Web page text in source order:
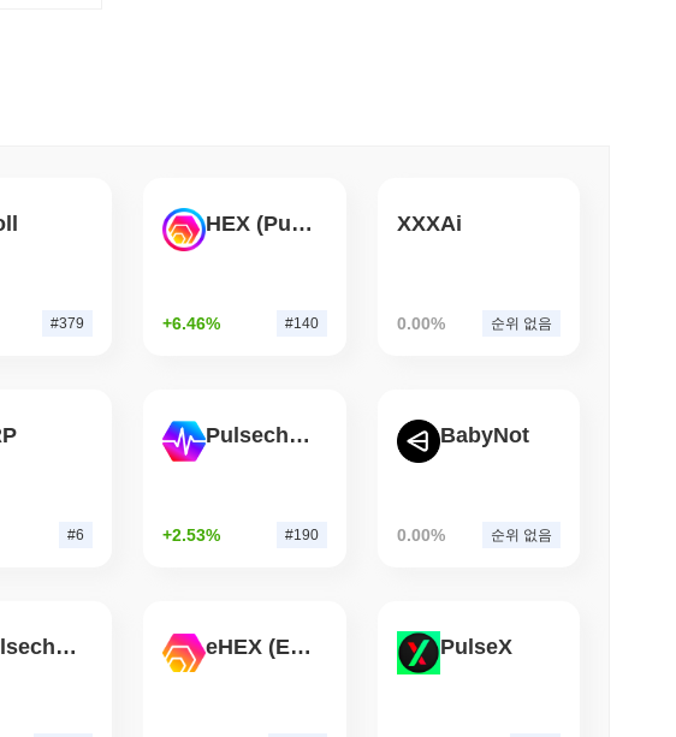
?
?
습니다 그리고 ATL에서+12% 상승했습니다.
전 세계 #1966위에 랭크되어 있습니다입니다. 이 수치는 302 702 381개의 ZKL 토
승을 기록한 전체 암호화폐 시장을 앞질렀습니다. 이는 더 넓은 시장 모멘텀과 비
니다.
3 최소 읽기
대기업 AZ-COM 마루와가 엔 스테이블코인에 베팅하며 3,800
#379
HEX (Pulsechain)
+6.46% #140
XXXAi
0.00% 순위 없음
#6
Pulsechain
+2.53% #190
BabyNot
0.00% 순위 없음
Pulsechain Bridged HEX (Pulsechain) eHEX (Ethereum) PulseX